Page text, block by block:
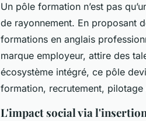
Un pôle formation n’est pas
de rayonnement. En proposant
formations en anglais
marque employeur, attire des
écosystème intégré, ce pôle
formation, recrutement, pilotage
L'impact social via